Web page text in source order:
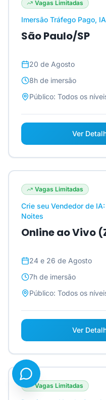
Vagas Limitadas
Imersão Tráfego Pago,
São Paulo/SP
20 de Agosto
8h de imersão
Público: Todos os
Ver
Vagas Limitadas
Crie seu Vendedor de
Noites
Online ao Vivo
24 e 26 de Agosto
7h de imersão
Público: Todos os
Ver
Vagas Limitadas